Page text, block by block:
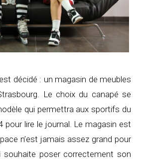
décidé : un magasin de meubles
Le choix du canapé se
qui permettra aux sportifs du
pour lire le journal. Le magasin est
n’est jamais assez grand pour
souhaite poser correctement son